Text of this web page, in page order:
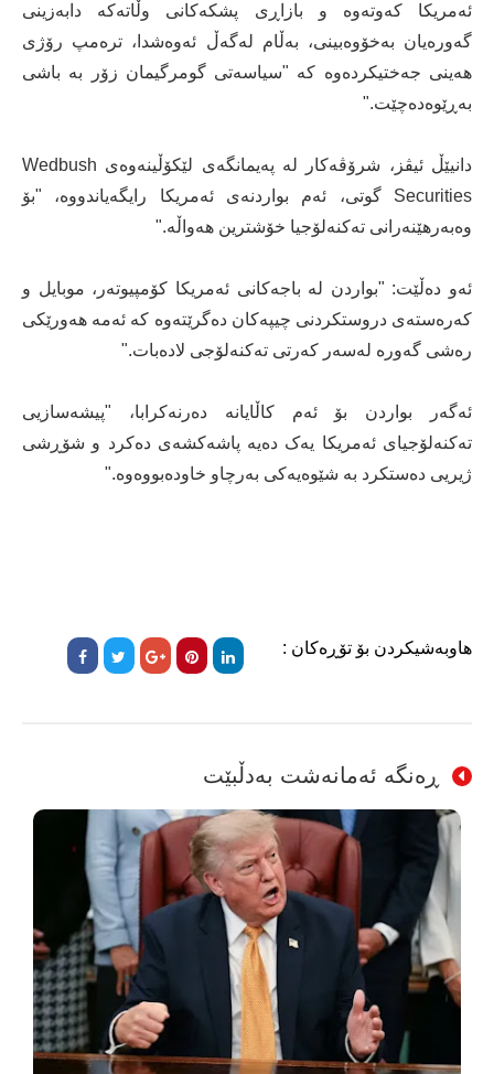
ئەمریکا کەوتەوە و بازاڕی پشکەکانی وڵاتەکە دابەزینی
گەورەیان بەخۆوەبینی، بەڵام لەگەڵ ئەوەشدا، ترەمپ رۆژی
هەینی جەختیکردەوە کە "سیاسەتی گومرگیمان زۆر بە باشی
بەڕێوەدەچێت."
دانیێڵ ئیڤز، شرۆڤەکار لە پەیمانگەی لێکۆڵینەوەی Wedbush
Securities گوتی، ئەم بواردنەی ئەمریکا رایگەیاندووە، "بۆ
وەبەرهێنەرانی تەکنەلۆجیا خۆشترین هەواڵە."
ئەو دەڵێت: "بواردن لە باجەکانی ئەمریکا کۆمپیوتەر، موبایل و
کەرەستەی دروستکردنی چیپەکان دەگرێتەوە کە ئەمە هەورێکی
رەشی گەورە لەسەر کەرتی تەکنەلۆجی لادەبات."
ئەگەر بواردن بۆ ئەم کاڵایانە دەرنەکرابا، "پیشەسازیی
تەکنەلۆجیای ئەمریکا یەک دەیە پاشەکشەی دەکرد و شۆڕشی
ژیریی دەستکرد بە شێوەیەکی بەرچاو خاودەبووەوە."
هاوبەشیکردن بۆ تۆڕەکان :
ڕەنگە ئەمانەشت بەدڵبێت